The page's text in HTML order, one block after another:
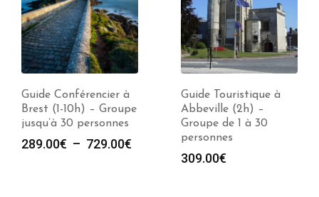
Guide Conférencier à
Brest (1-10h) – Groupe
jusqu’à 30 personnes
289.00€ – 729.00€
Guide Touristique à
Abbeville (2h) –
Groupe de 1 à 30
personnes
309.00€